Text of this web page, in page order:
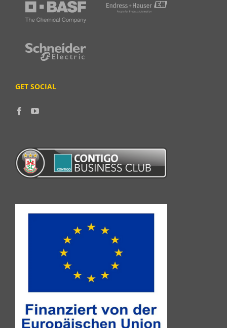
GET SOCIAL